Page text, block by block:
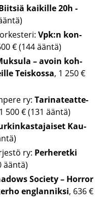
kai­kil­le 20h -​
Vpk:n kon­
€ (144 ääntä)
– avoin koh­
Teis­kos­sa, 1 250 €
ry: Ta­ri­na­teat­te­
500 € (131 ääntä)
Kau­
ry: Per­he­ret­ki
ääntä)
Socie­ty – Hor­ror
englan­nik­si, 636 €